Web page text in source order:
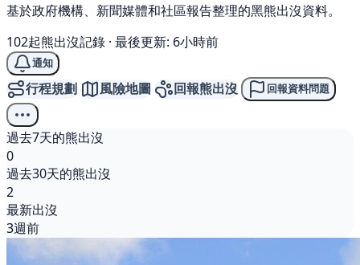
基於政府機構、新聞媒體和社區報告整理的黑熊出沒資料。
102起熊出沒記錄 · 最後更新: 6小時前
通知
行程規劃 風險地圖 回報熊出沒 回報資料問題
過去7天的熊出沒
0
過去30天的熊出沒
2
最新出沒
3週前